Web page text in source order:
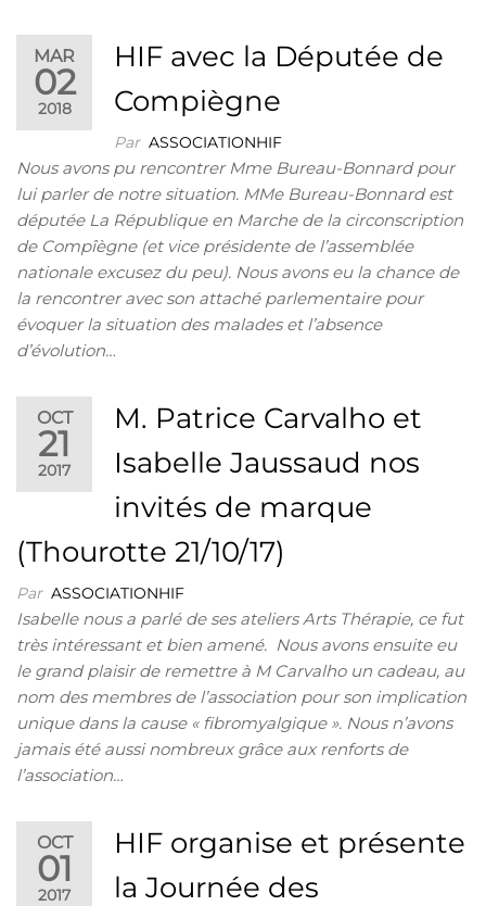
MAR
02
2018
HIF avec la Députée de
Compiègne
Par ASSOCIATIONHIF
Nous avons pu rencontrer Mme Bureau-Bonnard pour
lui parler de notre situation. MMe Bureau-Bonnard est
députée La République en Marche de la circonscription
de Compîègne (et vice présidente de l’assemblée
nationale excusez du peu). Nous avons eu la chance de
la rencontrer avec son attaché parlementaire pour
évoquer la situation des malades et l’absence
d’évolution…
OCT
21
2017
M. Patrice Carvalho et
Isabelle Jaussaud nos
invités de marque
(Thourotte 21/10/17)
Par ASSOCIATIONHIF
Isabelle nous a parlé de ses ateliers Arts Thérapie, ce fut
très intéressant et bien amené. Nous avons ensuite eu
le grand plaisir de remettre à M Carvalho un cadeau, au
nom des membres de l’association pour son implication
unique dans la cause « fibromyalgique ». Nous n’avons
jamais été aussi nombreux grâce aux renforts de
l’association…
OCT
01
2017
HIF organise et présente
la Journée des